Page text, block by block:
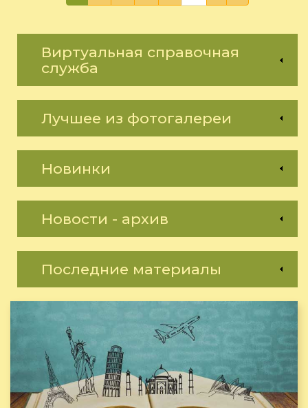
Виртуальная справочная
служба
Лучшее из фотогалереи
Новинки
Новости - архив
Последние материалы